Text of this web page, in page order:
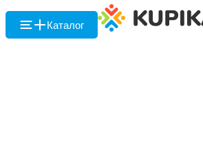
Каталог